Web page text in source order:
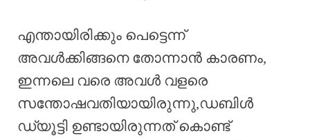
എന്തായിരിക്കും പെട്ടെന്ന്
അവൾക്കിങ്ങനെ തോന്നാൻ കാരണം,
ഇന്നലെ വരെ അവൾ വളരെ
സന്തോഷവതിയായിരുന്നു,ഡബിൾ
ഡ്യൂട്ടി ഉണ്ടായിരുന്നത് കൊണ്ട്